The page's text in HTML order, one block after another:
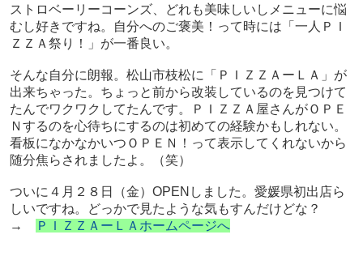
ストロベーリーコーンズ、どれも美味しいしメニューに悩
むし好きですね。自分へのご褒美！って時には「一人ＰＩ
ＺＺＡ祭り！」が一番良い。
そんな自分に朗報。松山市枝松に「ＰＩＺＺＡーＬＡ」が
出来ちゃった。ちょっと前から改装しているのを見つけて
たんでワクワクしてたんです。ＰＩＺＺＡ屋さんがＯＰＥ
Ｎするのを心待ちにするのは初めての経験かもしれない。
看板になかなかいつＯＰＥＮ！って表示してくれないから
随分焦らされましたよ。（笑）
ついに４月２８日（金）OPENしました。愛媛県初出店ら
しいですね。どっかで見たような気もすんだけどな？
→
ＰＩＺＺＡーＬＡホームページへ